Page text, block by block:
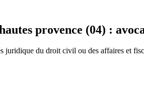
provence (04) :
juridique du droit civil ou des affaires et